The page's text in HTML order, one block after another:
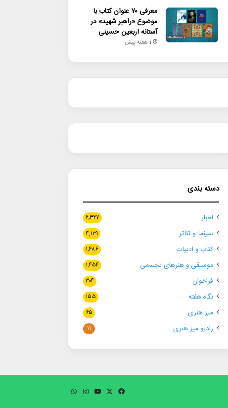
معرفی ۷۰ عنوان کتاب با
موضوع «راهبر شهید» در
آستانه اربعین حسینی
1 هفته پیش
دسته بندی
اخبار ۶,۳۲۷
سینما و تئاتر ۴,۱۲۹
کتاب و ادبیات ۱,۴۸۶
موسیقی و هنرهای تجسمی ۱,۴۵۴
فراخوان ۳۰۴
نگاه هفته ۱۵۵
میز هنری ۶۵
رادیو میز هنری ۱۱
فیسبوکایکس یوتیوباینستاگرام